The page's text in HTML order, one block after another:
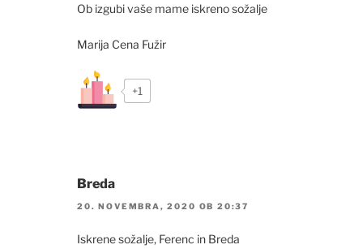
Ob izgubi vaše mame iskreno sožalje
Marija Cena Fužir
+1
Breda
20. NOVEMBRA, 2020 OB 20:37
Iskrene sožalje, Ferenc in Breda